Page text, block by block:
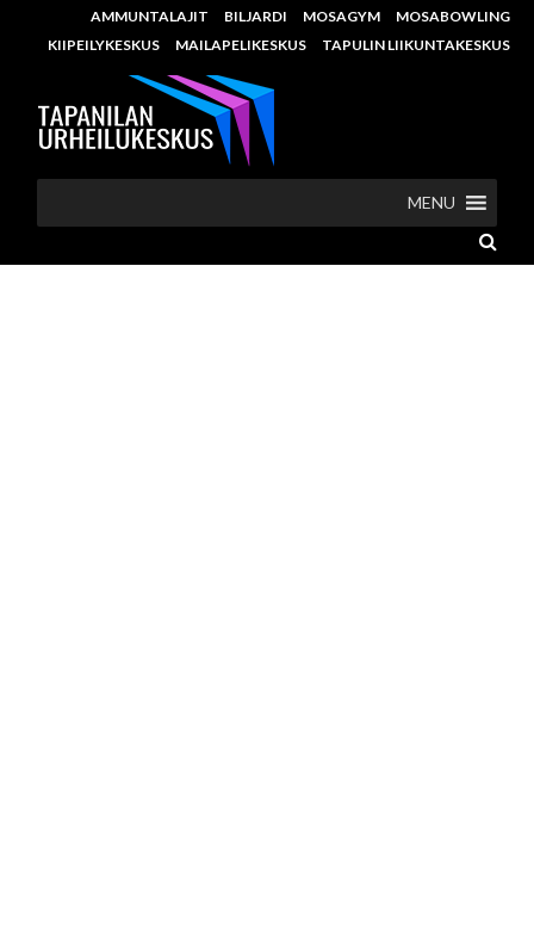
AMMUNTALAJIT BILJARDI MOSAGYM
MOSABOWLING
KIIPEILYKESKUS
MAILAPELIKESKUS TAPULIN LIIKUNTAKESKUS
MENU